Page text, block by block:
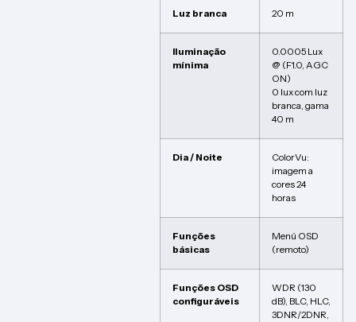
Luz branca 20 m
Iluminação
mínima
0.0005 Lux
@ (F1.0, AGC
ON)
0 lux com luz
branca, gama
40 m
Dia / Noite
ColorVu:
imagem a
cores 24
horas
Funções
básicas
Menú OSD
(remoto)
Funções OSD
configuráveis
WDR (130
dB), BLC, HLC,
3DNR/2DNR,